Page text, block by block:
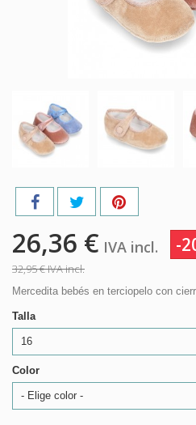
26,36 € IVA incl. -
32,95 €IVA incl.
Mercedita bebés en terciopelo con
Talla
16
Color
- Elige color -